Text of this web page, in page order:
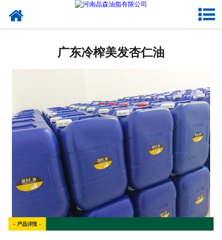
广东冷榨美发杏仁油